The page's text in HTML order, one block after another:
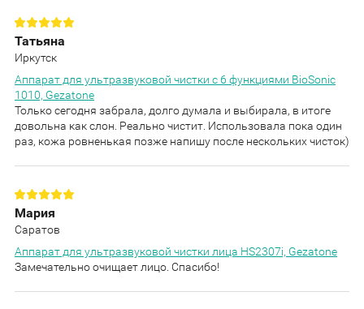
Татьяна
Иркутск
Аппарат для ультразвуковой чистки с 6 функциями BioSonic
1010, Gezatone
Только сегодня забрала, долго думала и выбирала, в итоге
довольна как слон. Реально чистит. Использовала пока один
раз, кожа ровненькая позже напишу после нескольких чисток)
Мария
Саратов
Аппарат для ультразвуковой чистки лица HS2307i, Gezatone
Замечательно очищает лицо. Спасибо!